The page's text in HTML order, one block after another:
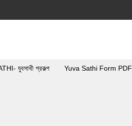
যুবসাথী প্রকল্প Yuva Sathi Form PDF